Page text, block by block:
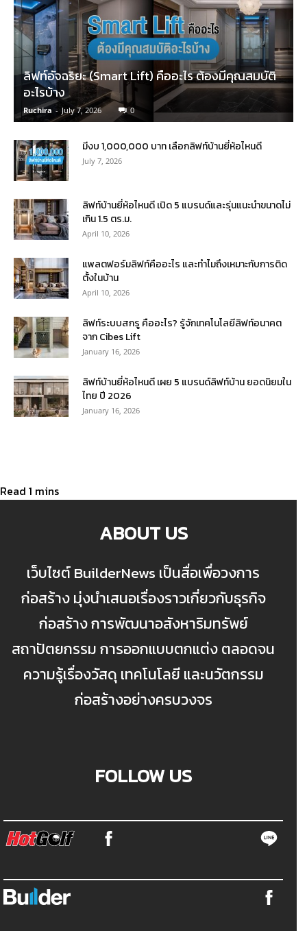
ลิฟท์อัจฉริยะ (Smart Lift) คืออะไร ต้องมีคุณสมบัติ
อะไรบ้าง
Ruchira - July 7, 2026 0
มีงบ 1,000,000 บาท เลือกลิฟท์บ้านยี่ห้อไหนดี
July 7, 2026
ลิฟท์บ้านยี่ห้อไหนดี เปิด 5 แบรนด์และรุ่นแนะนำขนาดไม่
เกิน 1.5 ตร.ม.
April 10, 2026
แพลตฟอร์มลิฟท์คืออะไร และทำไมถึงเหมาะกับการติด
ตั้งในบ้าน
April 10, 2026
ลิฟท์ระบบสกรู คืออะไร? รู้จักเทคโนโลยีลิฟท์อนาคต
จาก Cibes Lift
January 16, 2026
ลิฟท์บ้านยี่ห้อไหนดี เผย 5 แบรนด์ลิฟท์บ้าน ยอดนิยมใน
ไทย ปี 2026
January 16, 2026
ABOUT US
เว็บไซต์ BuilderNews เป็นสื่อเพื่อวงการ
ก่อสร้าง มุ่งนำเสนอเรื่องราวเกี่ยวกับธุรกิจ
ก่อสร้าง การพัฒนาอสังหาริมทรัพย์
สถาปัตยกรรม การออกแบบตกแต่ง ตลอดจน
ความรู้เรื่องวัสดุ เทคโนโลยี และนวัตกรรม
ก่อสร้างอย่างครบวงจร
FOLLOW US